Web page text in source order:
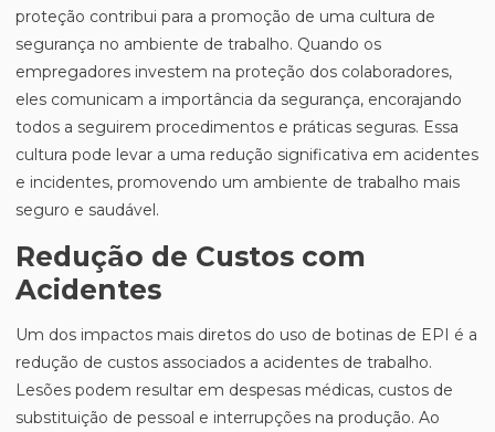
proteção contribui para a promoção de uma cultura de
segurança no ambiente de trabalho. Quando os
empregadores investem na proteção dos colaboradores,
eles comunicam a importância da segurança, encorajando
todos a seguirem procedimentos e práticas seguras. Essa
cultura pode levar a uma redução significativa em acidentes
e incidentes, promovendo um ambiente de trabalho mais
seguro e saudável.
Redução de Custos com
Acidentes
Um dos impactos mais diretos do uso de botinas de EPI é a
redução de custos associados a acidentes de trabalho.
Lesões podem resultar em despesas médicas, custos de
substituição de pessoal e interrupções na produção. Ao